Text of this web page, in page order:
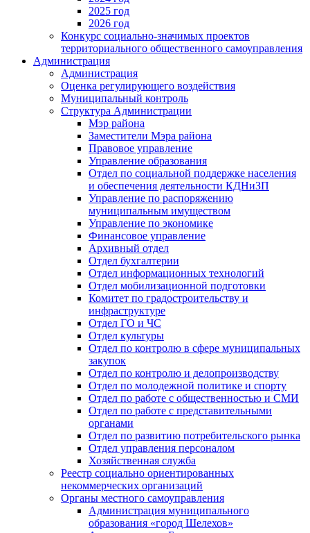
2025 год
2026 год
Конкурс социально-значимых проектов
территориального общественного самоуправления
Администрация
Администрация
Оценка регулирующего воздействия
Муниципальный контроль
Структура Администрации
Мэр района
Заместители Мэра района
Правовое управление
Управление образования
Отдел по социальной поддержке населения
и обеспечения деятельности КДНиЗП
Управление по распоряжению
муниципальным имуществом
Управление по экономике
Финансовое управление
Архивный отдел
Отдел бухгалтерии
Отдел информационных технологий
Отдел мобилизационной подготовки
Комитет по градостроительству и
инфраструктуре
Отдел ГО и ЧС
Отдел культуры
Отдел по контролю в сфере муниципальных
закупок
Отдел по контролю и делопроизводству
Отдел по молодежной политике и спорту
Отдел по работе с общественностью и СМИ
Отдел по работе с представительными
органами
Отдел по развитию потребительского рынка
Отдел управления персоналом
Хозяйственная служба
Реестр социально ориентированных
некоммерческих организаций
Органы местного самоуправления
Администрация муниципального
образования «город Шелехов»